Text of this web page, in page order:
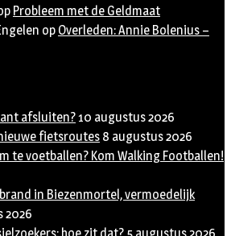
Probleem met de Geldmaat
op Overleden: Annie Bolenius –
afsluiten?10 augustus 2026
fietsroutes 8 augustus 2026
te voetballen? Kom Walking Footballen!
in Biezenmortel, vermoedelijk
2026